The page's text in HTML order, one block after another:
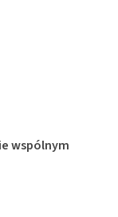
wspólnym